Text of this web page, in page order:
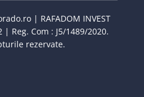
| RAFADOM INVEST
| Reg. Com : J5/1489/2020.
rezervate.